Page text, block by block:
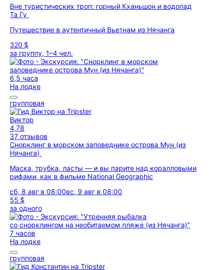
Вне туристических троп: горный Кханьшон и водопад
Та Гу
Путешествие в аутентичный Вьетнам из Нячанга
320 $
за группу, 1–4 чел.
6,5 часа
На лодке
групповая
Виктор
4,78
37 отзывов
Снорклинг в морском заповеднике острова Мун (из
Нячанга)
Маска, трубка, ласты — и вы парите над коралловыми
рифами, как в фильме National Geographic
сб, 8 авг в 08:00вс, 9 авг в 08:00
55 $
за одного
7 часов
На лодке
групповая